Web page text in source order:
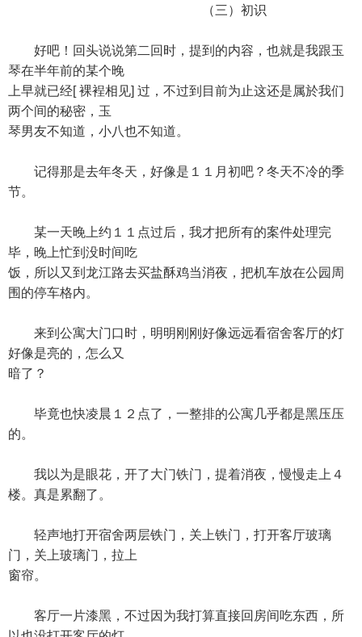
（三）初识
好吧！回头说说第二回时，提到的内容，也就是我跟玉
琴在半年前的某个晚
上早就已经[ 裸裎相见] 过，不过到目前为止这还是属於我们
两个间的秘密，玉
琴男友不知道，小八也不知道。
记得那是去年冬天，好像是１１月初吧？冬天不冷的季
节。
某一天晚上约１１点过后，我才把所有的案件处理完
毕，晚上忙到没时间吃
饭，所以又到龙江路去买盐酥鸡当消夜，把机车放在公园周
围的停车格内。
来到公寓大门口时，明明刚刚好像远远看宿舍客厅的灯
好像是亮的，怎么又
暗了？
毕竟也快凌晨１２点了，一整排的公寓几乎都是黑压压
的。
我以为是眼花，开了大门铁门，提着消夜，慢慢走上４
楼。真是累翻了。
轻声地打开宿舍两层铁门，关上铁门，打开客厅玻璃
门，关上玻璃门，拉上
窗帘。
客厅一片漆黑，不过因为我打算直接回房间吃东西，所